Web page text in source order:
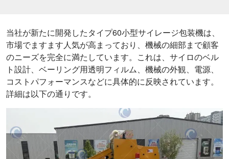
当社が新たに開発したタイプ60小型サイレージ包装機は、
市場でますます人気が高まっており、機械の細部まで顧客
のニーズを完全に満たしています。これは、サイロのベル
ト設計、ベーリング用透明フィルム、機械の外観、電源、
コストパフォーマンスなどに具体的に反映されています。
詳細は以下の通りです。